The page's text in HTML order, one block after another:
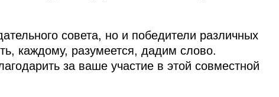
совета, но и победители различных
каждому, разумеется, дадим слово.
за ваше участие в этой совместной